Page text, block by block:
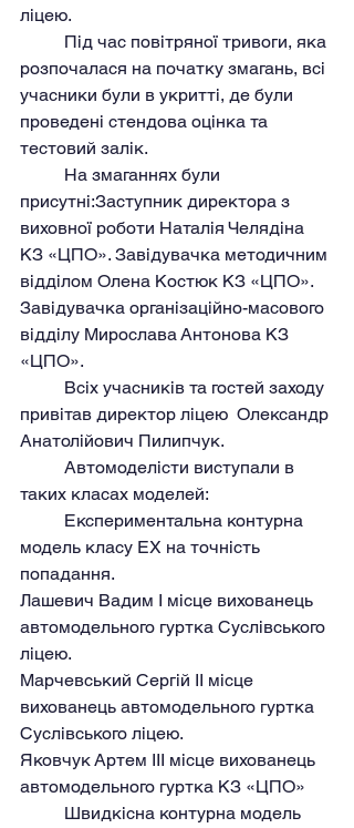
ліцею.
розпочалася на початку змагань, всі
учасники були в укритті, де були
проведені стендова оцінка та
тестовий залік.
присутні:Заступник директора з
виховної роботи Наталія Челядіна
КЗ «ЦПО». Завідувачка методичним
відділом Олена Костюк КЗ «ЦПО».
Завідувачка організаційно-масового
відділу Мирослава Антонова КЗ
«ЦПО».
привітав директор ліцею  Олександр
Анатолійович Пилипчук.
таких класах моделей:
модель класу EX на точність
попадання.
Лашевич Вадим I місце вихованець
автомодельного гуртка Суслівського
ліцею.
Марчевський Сергій II місце
вихованець автомодельного гуртка
Суслівського ліцею.
Яковчук Артем III місце вихованець
автомодельного гуртка КЗ «ЦПО»